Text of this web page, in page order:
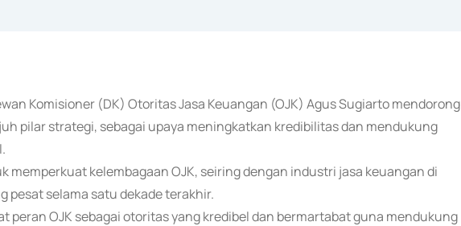
Komisioner (DK) Otoritas Jasa Keuangan (OJK) Agus Sugiarto mendorong
pilar strategi, sebagai upaya meningkatkan kredibilitas dan mendukung
memperkuat kelembagaan OJK, seiring dengan industri jasa keuangan di
pesat selama satu dekade terakhir.
peran OJK sebagai otoritas yang kredibel dan bermartabat guna mendukung